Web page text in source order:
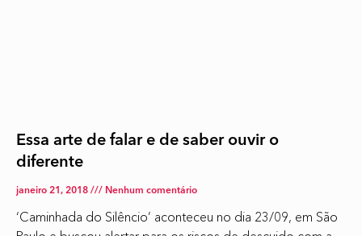
Essa arte de falar e de saber ouvir o
diferente
janeiro 21, 2018 Nenhum comentário
‘Caminhada do Silêncio’ aconteceu no dia 23/09, em São